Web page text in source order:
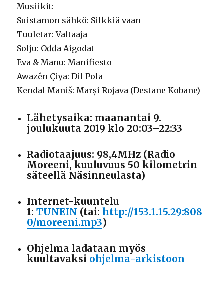
Musiikit:
Suistamon sähkö: Silkkiä vaan
Tuuletar: Valtaaja
Solju: Ođđa Aigodat
Eva & Manu: Manifiesto
Awazên Çiya: Dil Pola
Kendal Maniš: Marși Rojava (Destane Kobane)
Lähetysaika: maanantai 9.
joulukuuta 2019 klo 20:03–22:33
Radiotaajuus: 98,4MHz (Radio
Moreeni, kuuluvuus 50 kilometrin
säteellä Näsinneulasta)
Internet-kuuntelu
1:TUNEIN (tai:http://153.1.15.29:808
0/moreeni.mp3)
Ohjelma ladataan myös
kuultavaksi ohjelma-arkistoon